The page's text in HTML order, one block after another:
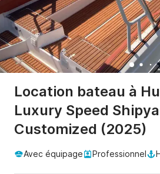
Location bateau à
Luxury Speed
Customized (2025)
Avec équipage Professionnel